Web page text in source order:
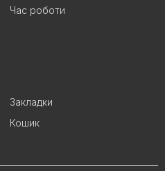
Час роботи
Закладки
Кошик